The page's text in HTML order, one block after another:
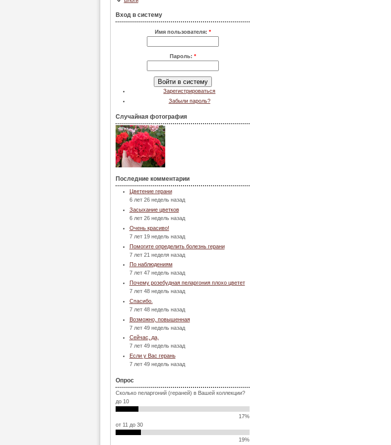
Вход в систему
Имя пользователя: *
Пароль: *
Зарегистрироваться
Забыли пароль?
Случайная фотография
Последние комментарии
Цветение герани
6 лет 26 недель назад
Засыхание цветков
6 лет 26 недель назад
Очень красиво!
7 лет 19 недель назад
Помогите определить болезнь герани
7 лет 21 неделя назад
По наблюдениям
7 лет 47 недель назад
Почему розебудная пеларгония плохо цветет
7 лет 48 недель назад
Спасибо.
7 лет 48 недель назад
Возможно, повышенная
7 лет 49 недель назад
Сейчас, да,
7 лет 49 недель назад
Если у Вас герань
7 лет 49 недель назад
Опрос
Сколько пеларгоний (гераней) в Вашей коллекции?
до 10
17%
от 11 до 30
19%